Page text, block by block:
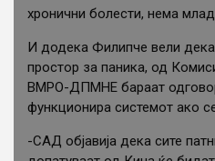
хронични болести, нема
И додека Филипче вели
простор за паника, од
ВМРО-ДПМНЕ бараат
функционира системот ако
-САД објавија дека сите